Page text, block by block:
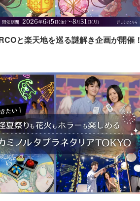
と楽天地を巡る謎解き企画が開催！